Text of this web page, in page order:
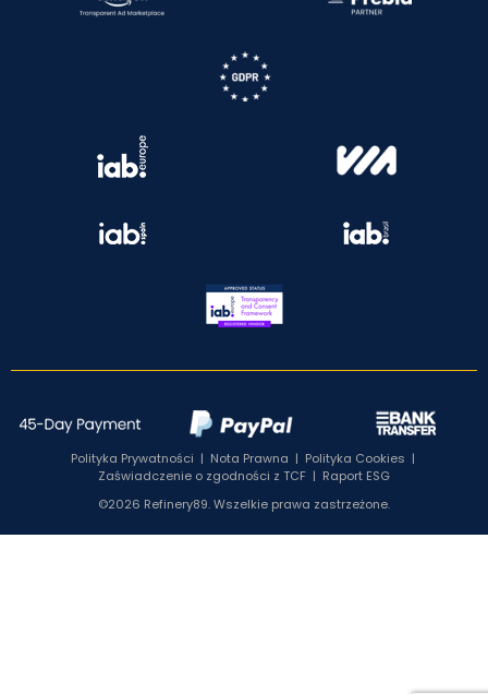
Polityka Prywatności | Nota Prawna | Polityka Cookies |
Zaświadczenie o zgodności z TCF | Raport ESG
©2026 Refinery89. Wszelkie prawa zastrzeżone.